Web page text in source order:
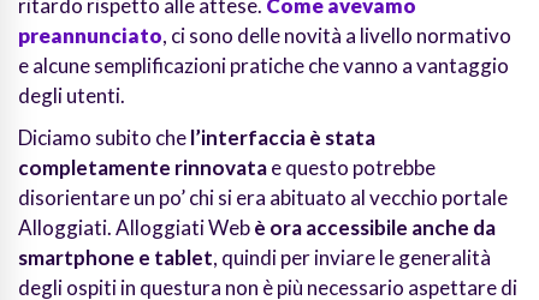
ritardo rispetto alle attese. Come avevamo
preannunciato, ci sono delle novità a livello normativo
e alcune semplificazioni pratiche che vanno a vantaggio
degli utenti.
Diciamo subito chel’interfaccia è stata
completamente rinnovatae questo potrebbe
disorientare un po’ chi si era abituato al vecchio portale
Alloggiati. Alloggiati Webè ora accessibile anche da
smartphone e tablet, quindi per inviare le generalità
degli ospiti in questura non è più necessario aspettare di